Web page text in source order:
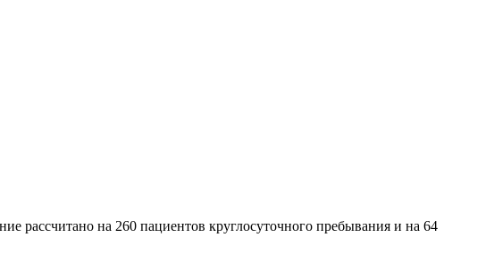
рассчитано на 260 пациентов круглосуточного пребывания и на 64